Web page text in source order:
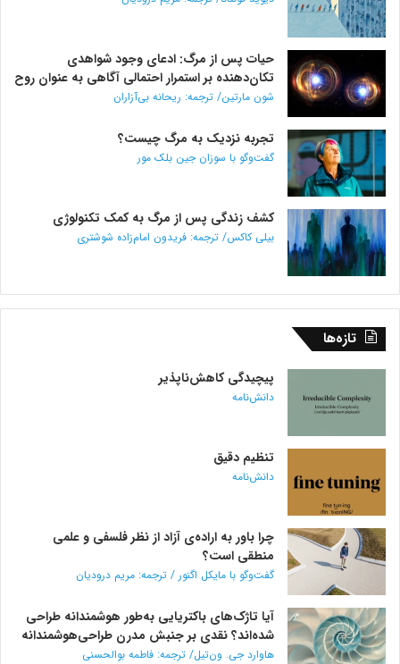
حیات پس از مرگ: ادعای وجود شواهدی
تکان‌دهنده بر استمرار احتمالی آگاهی به عنوان روح
شون مارتین/ ترجمه: ریحانه بی‌آزاران
تجربه نزدیک به مرگ چیست؟
گفت‌و‌گو با سوزان جین بلک مور
کشف زندگی پس از مرگ به کمک تکنولوژی
بیلی کاکس/ ترجمه: فریدون امام‌زاده شوشتری
تازه‌ها
پیچیدگی کاهش‌ناپذیر
دانش‌نامه
تنظیم دقیق
دانش‌نامه
چرا باور به اراده‌ی آزاد از نظر فلسفی و علمی
منطقی است؟
گفت‌وگو با مایکل اگنور / ترجمه: مریم درودیان
آیا تاژک‌های باکتریایی به‌طور هوشمندانه طراحی
شده‌اند؟ نقدی بر جنبش مدرن طراحی‌هوشمندانه
هاوارد جی. ون‌تیل/ ترجمه: فاطمه بوالحسنی